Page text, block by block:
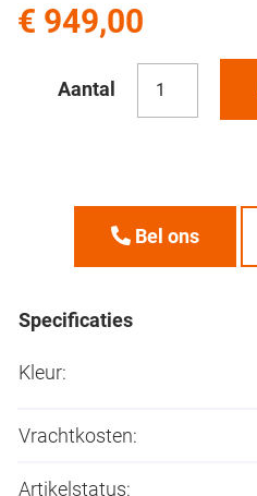
€ 949,00
Aantal
Bel ons
Specificaties
Kleur:
Vrachtkosten:
Artikelstatus: